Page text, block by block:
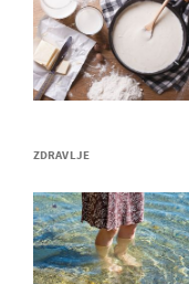
ZDRAVLJE